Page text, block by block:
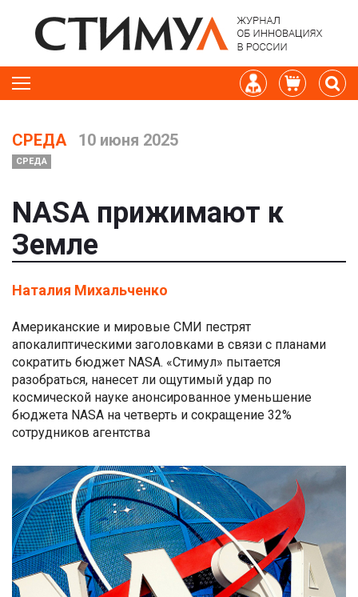
СРЕДА 10 июня 2025
СРЕДА
NASA прижимают к
Земле
Наталия Михальченко
Американские и мировые СМИ пестрят
апокалиптическими заголовками в связи с планами
сократить бюджет NASA. «Стимул» пытается
разобраться, нанесет ли ощутимый удар по
космической науке анонсированное уменьшение
бюджета NASA на четверть и сокращение 32%
сотрудников агентства